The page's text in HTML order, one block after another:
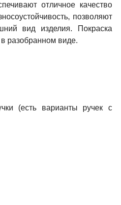
отличное качество
позволяют
вид изделия. Покраска
разобранном виде.
(есть варианты ручек с